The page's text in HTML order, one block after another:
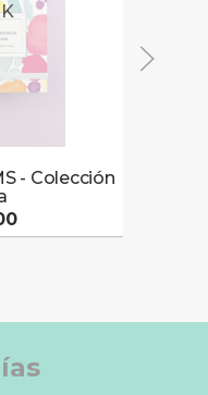
- Colección